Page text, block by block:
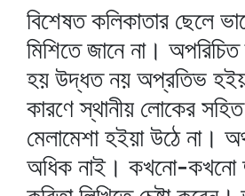
বিশেষত কলিকাতার ছেলে
মিশিতে জানে না।
হয় উদ্ধত নয় অপ্রতিভ
কারণে স্থানীয় লোকের
মেলামেশা হইয়া উঠে না।
অধিক নাই। কখনো-কখনো